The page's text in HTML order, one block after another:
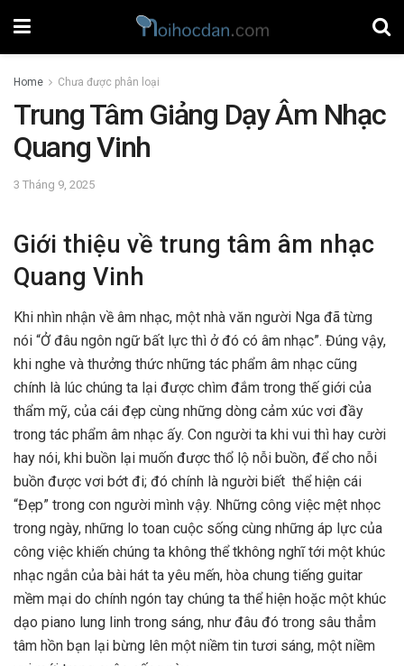
Home Chưa được phân loại
Trung Tâm Giảng Dạy Âm Nhạc
Quang Vinh
3 Tháng 9, 2025
Giới thiệu về trung tâm âm nhạc
Quang Vinh
Khi nhìn nhận về âm nhạc, một nhà văn người Nga đã từng
nói “Ở đâu ngôn ngữ bất lực thì ở đó có âm nhạc”. Đúng vậy,
khi nghe và thưởng thức những tác phẩm âm nhạc cũng
chính là lúc chúng ta lại được chìm đắm trong thế giới của
thẩm mỹ, của cái đẹp cùng những dòng cảm xúc vơi đầy
trong tác phẩm âm nhạc ấy. Con người ta khi vui thì hay cười
hay nói, khi buồn lại muốn được thổ lộ nỗi buồn, để cho nỗi
buồn được vơi bớt đi; đó chính là người biết thể hiện cái
“Đẹp” trong con người mình vậy. Những công việc mệt nhọc
trong ngày, những lo toan cuộc sống cùng những áp lực của
công việc khiến chúng ta không thể tkhông nghĩ tới một khúc
nhạc ngắn của bài hát ta yêu mến, hòa chung tiếng guitar
mềm mại do chính ngón tay chúng ta thể hiện hoặc một khúc
dạo piano lung linh trong sáng, như đâu đó trong sâu thẳm
tâm hồn bạn lại bừng lên một niềm tin tươi sáng, một niềm